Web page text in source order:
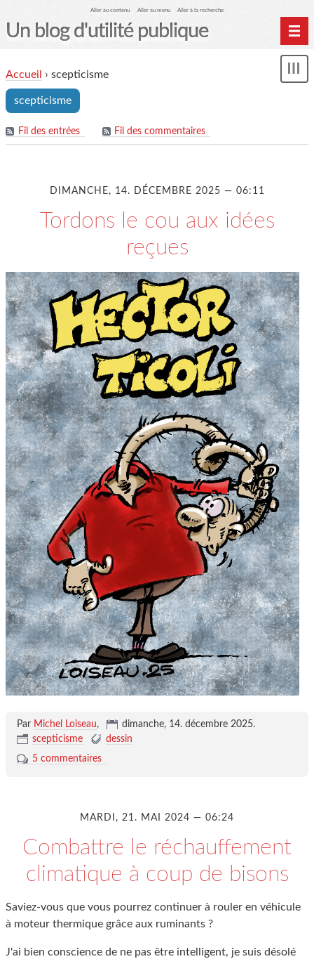
Aller au contenu Aller au menu Aller à la recherche
Un blog d'utilité publique
Page de liens
Accueil › scepticisme
scepticisme
Fil des entrées Fil des commentaires
DIMANCHE, 14. DÉCEMBRE 2025 — 06:11
Tordons le cou aux idées
reçues
Par Michel Loiseau, dimanche, 14. décembre 2025.
scepticisme
dessin
5 commentaires
MARDI, 21. MAI 2024 — 06:24
Combattre le réchauffement
climatique à coup de bisons
Saviez-vous que vous pourrez continuer à rouler en véhicule
à moteur thermique grâce aux ruminants ?
J'ai bien conscience de ne pas être intelligent, je suis désolé